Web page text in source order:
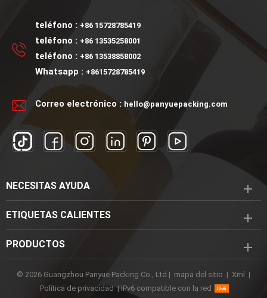
perfume, aerosol, bomba
de líquido para la venta
teléfono : +86 15728785419
teléfono : +86 13535258001
teléfono : +86 13538858002
Whatsapp : +8615728785419
Correo electrónico : hello@panyuepacking.com
NECESITAS AYUDA
ETIQUETAS CALIENTES
PRODUCTOS
© 2026 Guangzhou Panyue Packing Co., Ltd | mapa del sitio | Xml
|
Política de privacidad |IPv6 compatible con la red